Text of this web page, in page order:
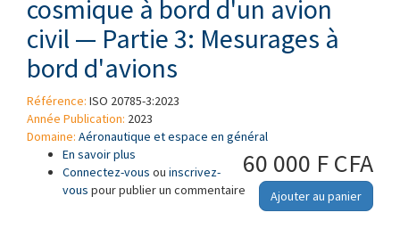
cosmique à bord d'un avion
civil — Partie 3: Mesurages à
bord d'avions
Référence: ISO 20785-3:2023
Année Publication: 2023
Domaine: Aéronautique et espace en général
60 000 F CFA
Ajouter au panier
En savoir plus à propos de Dosimétrie pour les expositions
au rayonnement cosmique à bord d'un avion
civil — Partie 3: Mesurages à bord d'avions
Connectez-vous ou inscrivez-
vous pour publier un commentaire